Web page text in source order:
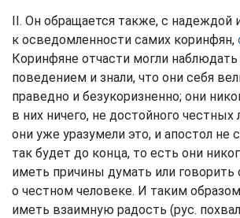
II. Он обращается также, с надеждой
к осведомленности самих коринфян,
Коринфяне отчасти могли наблюдать
поведением и знали, что они себя
праведно и безукоризненно; они
в них ничего, не достойного
они уже уразумели это, и апостол не
так будет до конца, то есть они
иметь причины думать или говорить
о честном человеке. И таким
иметь взаимную радость (рус.